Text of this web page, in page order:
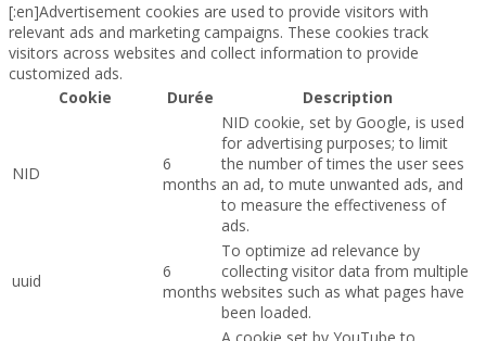
[:en]Advertisement cookies are used to provide visitors with
relevant ads and marketing campaigns. These cookies track
visitors across websites and collect information to provide
customized ads.
Cookie
Durée Description
NID
6
months
NID cookie, set by Google, is used
for advertising purposes; to limit
the number of times the user sees
an ad, to mute unwanted ads, and
to measure the effectiveness of
ads.
uuid
6
months
To optimize ad relevance by
collecting visitor data from multiple
websites such as what pages have
been loaded.